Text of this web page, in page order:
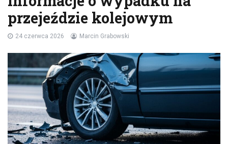
przejeździe kolejowym
24 czerwca 2026 Marcin Grabowski